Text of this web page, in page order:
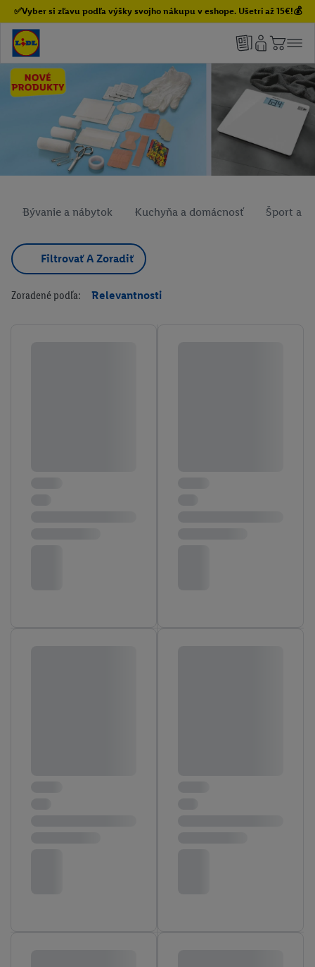
✅Vyber si zľavu podľa výšky svojho nákupu v eshope. Ušetri až 15€!💰
Bývanie a nábytok Kuchyňa a domácnosť Šport a
Filtrovať A Zoradiť
Zoradené podľa: Relevantnosti